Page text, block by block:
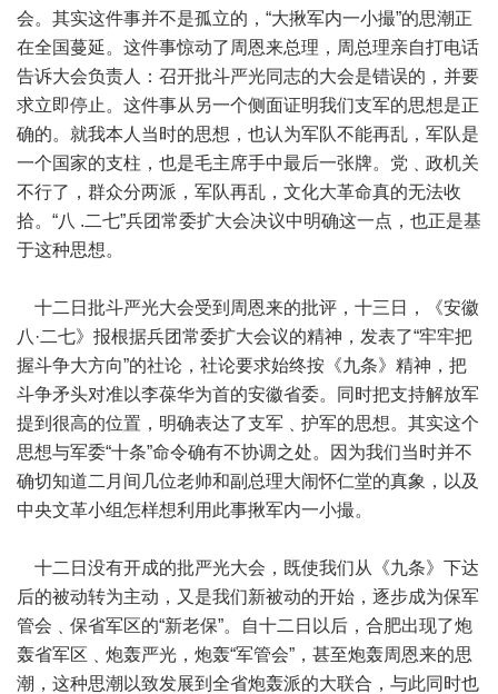
会。其实这件事并不是孤立的，“大揪军内一小撮”的思潮正
在全国蔓延。这件事惊动了周恩来总理，周总理亲自打电话
告诉大会负责人：召开批斗严光同志的大会是错误的，并要
求立即停止。这件事从另一个侧面证明我们支军的思想是正
确的。就我本人当时的思想，也认为军队不能再乱，军队是
一个国家的支柱，也是毛主席手中最后一张牌。党﹑政机关
不行了，群众分两派，军队再乱，文化大革命真的无法收
拾。“八 .二七”兵团常委扩大会决议中明确这一点，也正是基
于这种思想。
十二日批斗严光大会受到周恩来的批评，十三日，《安徽
八·二七》报根据兵团常委扩大会议的精神，发表了“牢牢把
握斗争大方向”的社论，社论要求始终按《九条》精神，把
斗争矛头对准以李葆华为首的安徽省委。同时把支持解放军
提到很高的位置，明确表达了支军﹑护军的思想。其实这个
思想与军委“十条”命令确有不协调之处。因为我们当时并不
确切知道二月间几位老帅和副总理大闹怀仁堂的真象，以及
中央文革小组怎样想利用此事揪军内一小撮。
十二日没有开成的批严光大会，既使我们从《九条》下达
后的被动转为主动，又是我们新被动的开始，逐步成为保军
管会﹑保省军区的“新老保”。自十二日以后，合肥出现了炮
轰省军区﹑炮轰严光，炮轰“军管会”，甚至炮轰周恩来的思
潮，这种思潮以致发展到全省炮轰派的大联合，与此同时也